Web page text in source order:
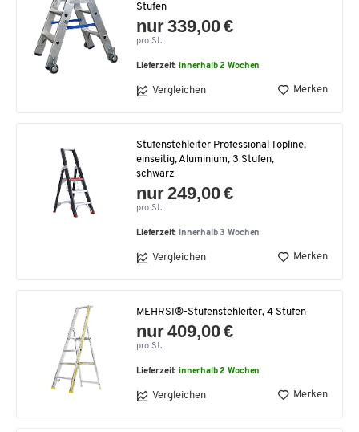
Stufen
nur 339,00 €
pro St.
Lieferzeit:innerhalb 2 Wochen
Vergleichen Merken
Stufenstehleiter Professional Topline,
einseitig, Aluminium, 3 Stufen,
schwarz
nur 249,00 €
pro St.
Lieferzeit: innerhalb 3 Wochen
Vergleichen Merken
MEHRSI®-Stufenstehleiter, 4 Stufen
nur 409,00 €
pro St.
Lieferzeit:innerhalb 2 Wochen
Vergleichen Merken